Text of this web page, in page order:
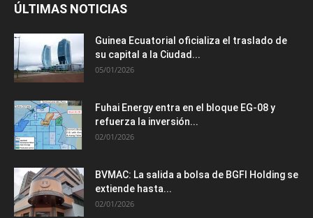
ÚLTIMAS NOTICIAS
Guinea Ecuatorial oficializa el traslado de
su capital a la Ciudad...
05/01/2026
Fuhai Energy entra en el bloque EG-08 y
refuerza la inversión...
02/01/2026
BVMAC: La salida a bolsa de BGFI Holding se
extiende hasta...
02/01/2026